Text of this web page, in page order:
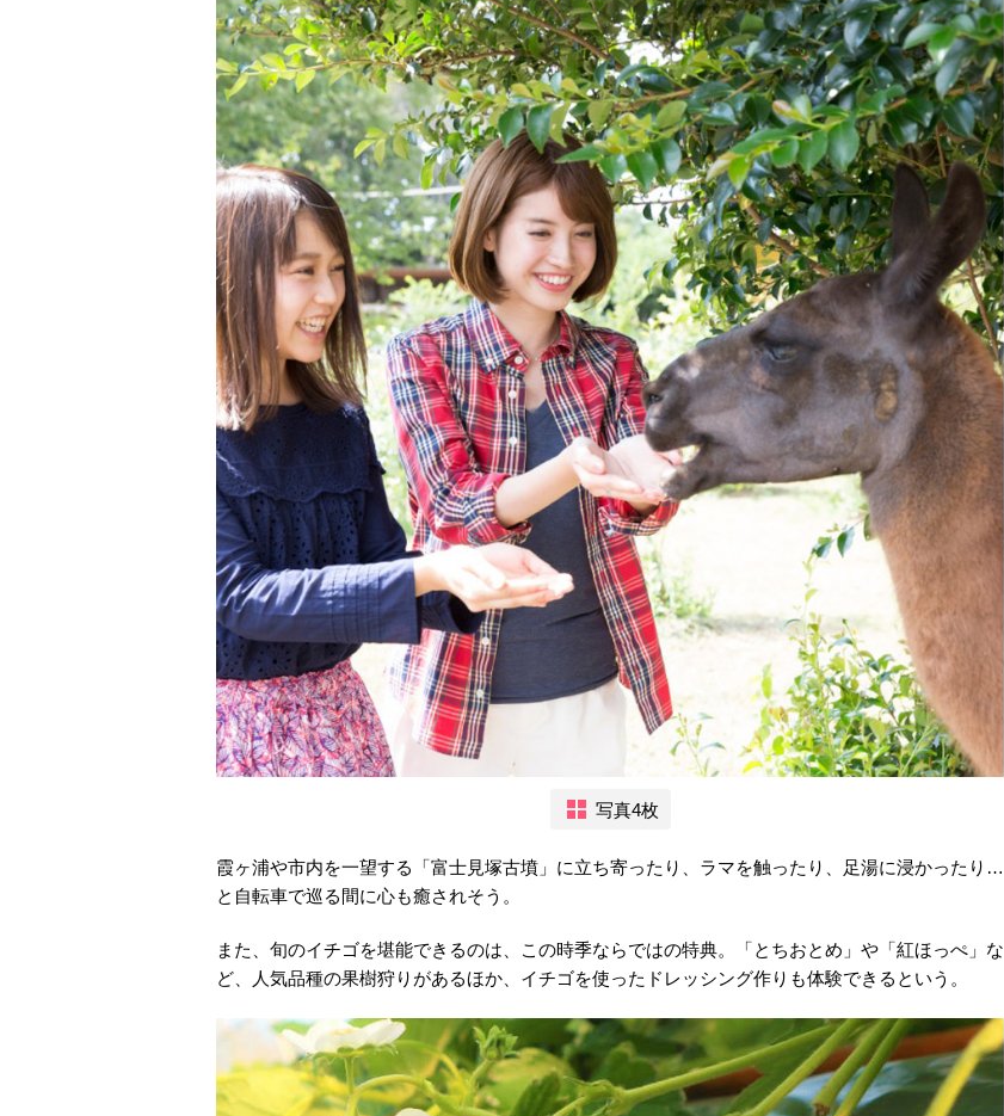
写真4枚
霞ヶ浦や市内を一望する「富士見塚古墳」に立ち寄ったり、ラマを触ったり、足湯に浸かったり…
と自転車で巡る間に心も癒されそう。
また、旬のイチゴを堪能できるのは、この時季ならではの特典。「とちおとめ」や「紅ほっぺ」な
ど、人気品種の果樹狩りがあるほか、イチゴを使ったドレッシング作りも体験できるという。